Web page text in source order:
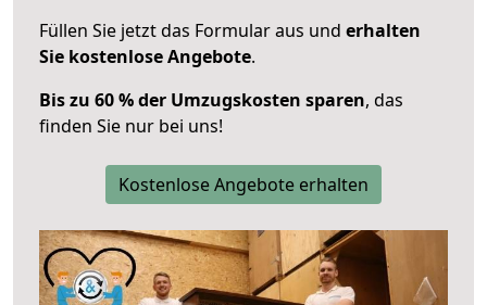
Füllen Sie jetzt das Formular aus und erhalten
Sie kostenlose Angebote.
Bis zu 60 % der Umzugskosten sparen, das
finden Sie nur bei uns!
Kostenlose Angebote erhalten